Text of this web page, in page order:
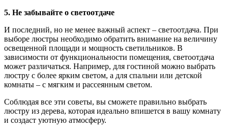
5. Не забывайте о светоотдаче
И последний, но не менее важный аспект – светоотдача. При
выборе люстры необходимо обратить внимание на величину
освещенной площади и мощность светильников. В
зависимости от функциональности помещения, светоотдача
может различаться. Например, для гостиной можно выбрать
люстру с более ярким светом, а для спальни или детской
комнаты – с мягким и рассеянным светом.
Соблюдая все эти советы, вы сможете правильно выбрать
люстру из дерева, которая идеально впишется в вашу комнату
и создаст уютную атмосферу.